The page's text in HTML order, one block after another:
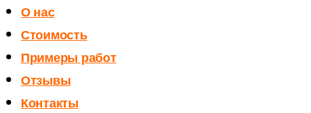
О нас
Стоимость
Примеры работ
Отзывы
Контакты